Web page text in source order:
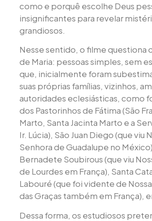
como e porquê escolhe Deus
insignificantes para revelar
grandiosos.
Nesse sentido, o filme questiona
de Maria: pessoas simples, sem
que, inicialmente foram
suas próprias famílias, vizinhos,
autoridades eclesiásticas, como
dos Pastorinhos de Fátima (São
Marto, Santa Jacinta Marto e a
Ir. Lúcia), São Juan Diego (que viu
Senhora de Guadalupe no
Bernadete Soubirous (que viu
de Lourdes em França), Santa
Labouré (que foi vidente de
das Graças também em França),
Dessa forma, os estudiosos